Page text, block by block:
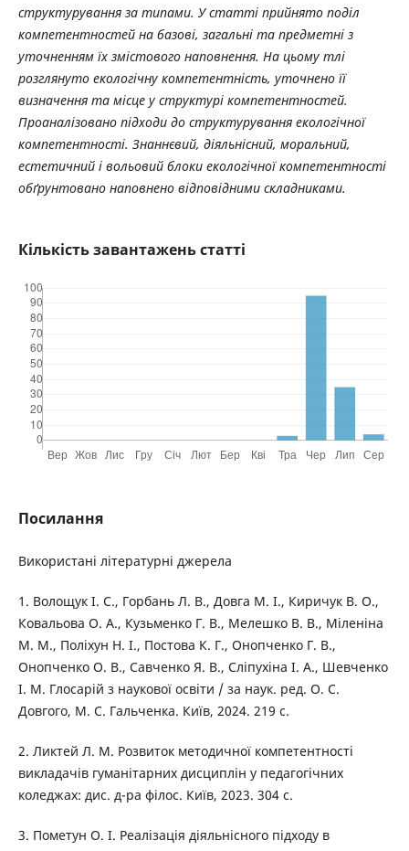
структурування за типами. У статті прийнято поділ
компетентностей на базові, загальні та предметні з
уточненням їх змістового наповнення. На цьому тлі
розглянуто екологічну компетентність, уточнено її
визначення та місце у структурі компетентностей.
Проаналізовано підходи до структурування екологічної
компетентності. Знаннєвий, діяльнісний, моральний,
естетичний і вольовий блоки екологічної компетентності
обґрунтовано наповнено відповідними складниками.
Кількість завантажень статті
Посилання
Використані літературні джерела
1. Волощук І. С., Горбань Л. В., Довга М. І., Киричук В. О.,
Ковальова О. А., Кузьменко Г. В., Мелешко В. В., Міленіна
М. М., Поліхун Н. І., Постова К. Г., Онопченко Г. В.,
Онопченко О. В., Савченко Я. В., Сліпухіна І. А., Шевченко
І. М. Глосарій з наукової освіти / за наук. ред. О. С.
Довгого, М. С. Гальченка. Київ, 2024. 219 с.
2. Ликтей Л. М. Розвиток методичної компетентності
викладачів гуманітарних дисциплін у педагогічних
коледжах: дис. д-ра філос. Київ, 2023. 304 с.
3. Пометун О. І. Реалізація діяльнісного підходу в